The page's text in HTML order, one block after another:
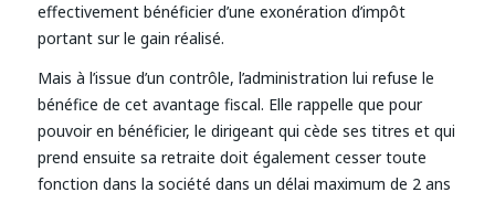
effectivement bénéficier d’une exonération d’impôt
portant sur le gain réalisé.
Mais à l’issue d’un contrôle, l’administration lui refuse le
bénéfice de cet avantage fiscal. Elle rappelle que pour
pouvoir en bénéficier, le dirigeant qui cède ses titres et qui
prend ensuite sa retraite doit également cesser toute
fonction dans la société dans un délai maximum de 2 ans